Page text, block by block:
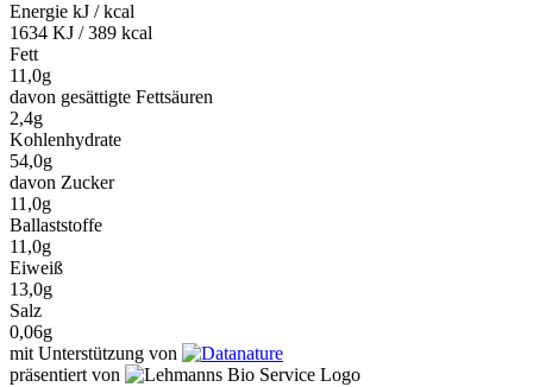
Energie kJ / kcal
1634 KJ / 389 kcal
Fett
11,0g
davon gesättigte Fettsäuren
2,4g
Kohlenhydrate
54,0g
davon Zucker
11,0g
Ballaststoffe
11,0g
Eiweiß
13,0g
Salz
0,06g
mit Unterstützung von
präsentiert von